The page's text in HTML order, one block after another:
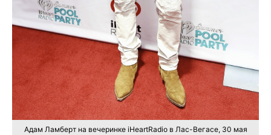
Адам Ламберт на вечеринке iHeartRadio в Лас-Вегасе, 30 мая